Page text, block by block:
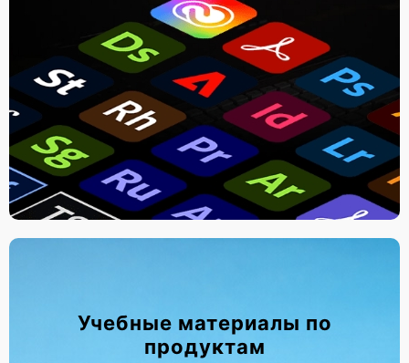
Учебные материалы по
продуктам